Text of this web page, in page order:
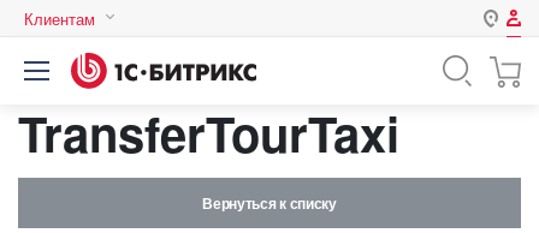
Клиентам
Казахстан
Авторизация
Нет аккаунта? Зарегистрироваться
Логин
TransferTourTaxi
Вернуться к списку